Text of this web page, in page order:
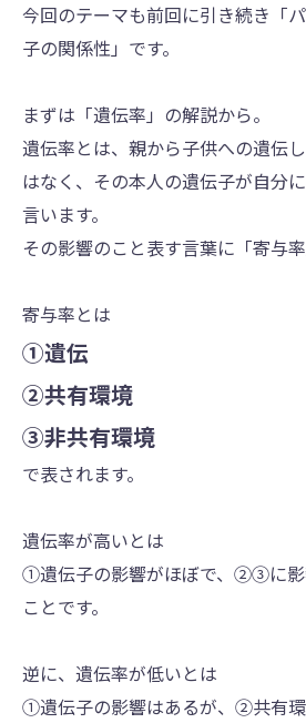
今回のテーマも前回に引き続き「
子の関係性」です。
まずは「遺伝率」の解説から。
遺伝率とは、親から子供への遺伝
はなく、その本人の遺伝子が自分
言います。
その影響のこと表す言葉に「寄与率
寄与率とは
①遺伝
②共有環境
③非共有環境
で表されます。
遺伝率が高いとは
①遺伝子の影響がほぼで、②③に影
ことです。
逆に、遺伝率が低いとは
①遺伝子の影響はあるが、②共有